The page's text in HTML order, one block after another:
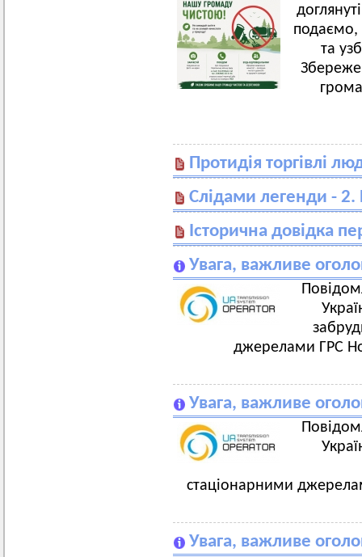
подаємо,
та
Протидія торгівлі
Слідами легенди - 2.
Історична довідка
Увага, важливе
джерелами ГРС
Увага, важливе
стаціонарними
Увага, важливе